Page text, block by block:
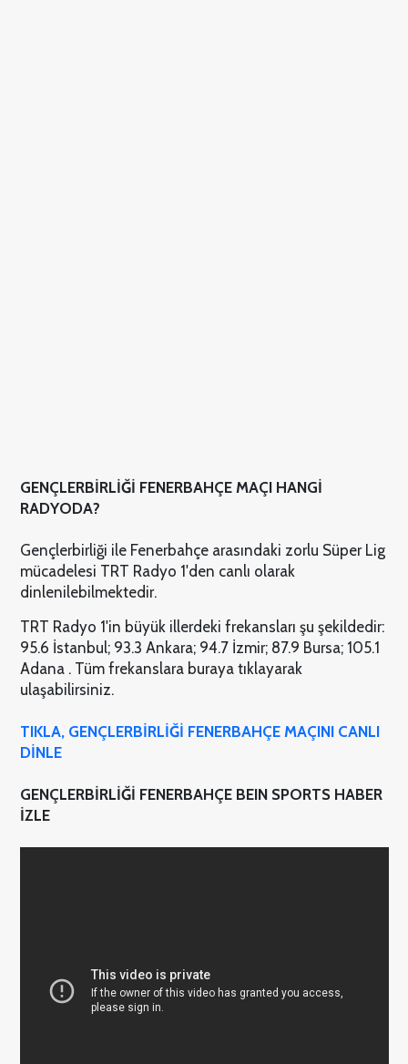
GENÇLERBİRLİĞİ FENERBAHÇE MAÇI HANGİ
RADYODA?
Gençlerbirliği ile Fenerbahçe arasındaki zorlu Süper Lig
mücadelesi TRT Radyo 1'den canlı olarak
dinlenilebilmektedir.
TRT Radyo 1'in büyük illerdeki frekansları şu şekildedir:
95.6 İstanbul; 93.3 Ankara; 94.7 İzmir; 87.9 Bursa; 105.1
Adana . Tüm frekanslara buraya tıklayarak
ulaşabilirsiniz.
TIKLA, GENÇLERBİRLİĞİ FENERBAHÇE MAÇINI CANLI
DİNLE
GENÇLERBİRLİĞİ FENERBAHÇE BEIN SPORTS HABER
İZLE